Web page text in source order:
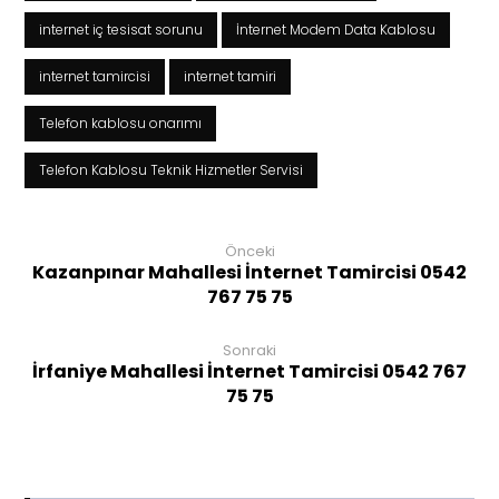
internet iç tesisat sorunu İnternet Modem Data Kablosu
internet tamircisi internet tamiri
Telefon kablosu onarımı
Telefon Kablosu Teknik Hizmetler Servisi
Önceki
Kazanpınar Mahallesi İnternet Tamircisi 0542
767 75 75
Sonraki
İrfaniye Mahallesi İnternet Tamircisi 0542 767
75 75